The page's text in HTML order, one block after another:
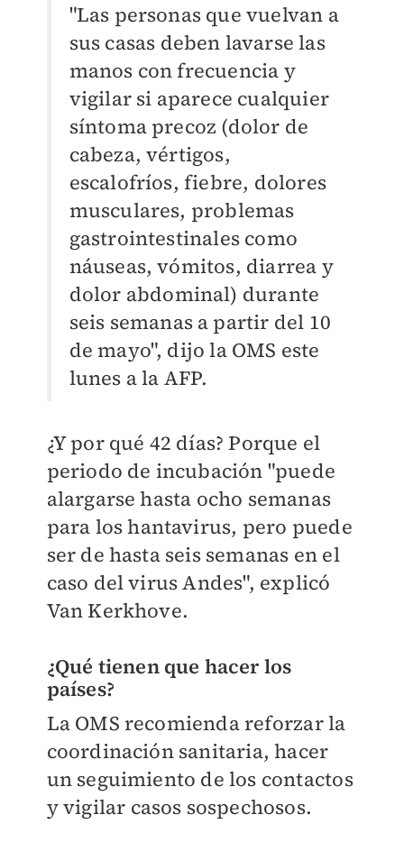
"Las personas que vuelvan a
sus casas deben lavarse las
manos con frecuencia y
vigilar si aparece cualquier
síntoma precoz (dolor de
cabeza, vértigos,
escalofríos, fiebre, dolores
musculares, problemas
gastrointestinales como
náuseas, vómitos, diarrea y
dolor abdominal) durante
seis semanas a partir del 10
de mayo", dijo la OMS este
lunes a la AFP.
¿Y por qué 42 días? Porque el
periodo de incubación "puede
alargarse hasta ocho semanas
para los hantavirus, pero puede
ser de hasta seis semanas en el
caso del virus Andes", explicó
Van Kerkhove.
¿Qué tienen que hacer los
países?
La OMS recomienda reforzar la
coordinación sanitaria, hacer
un seguimiento de los contactos
y vigilar casos sospechosos.